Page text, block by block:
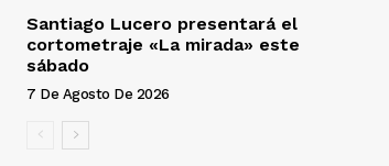
Santiago Lucero presentará el
cortometraje «La mirada» este
sábado
7 De Agosto De 2026